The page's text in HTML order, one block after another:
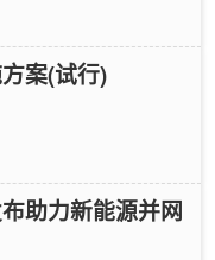
案(试行)
助力新能源并网